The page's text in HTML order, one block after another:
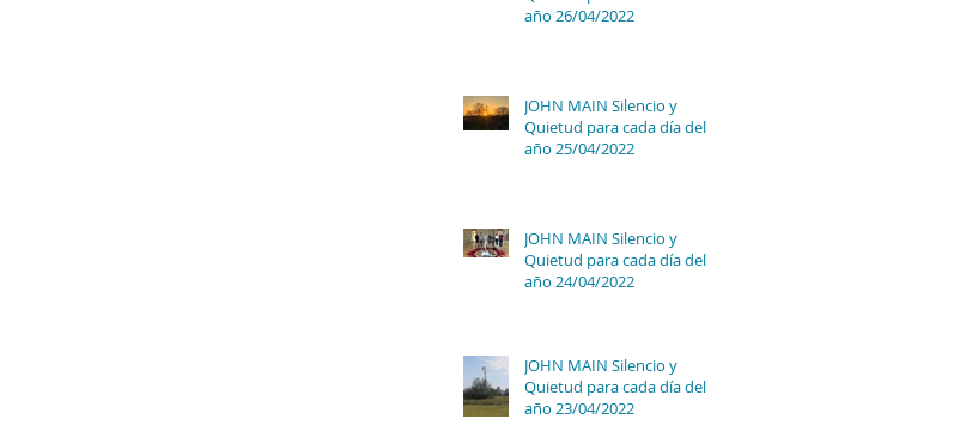
año 26/04/2022
JOHN MAIN Silencio y
Quietud para cada día del
año 25/04/2022
JOHN MAIN Silencio y
Quietud para cada día del
año 24/04/2022
JOHN MAIN Silencio y
Quietud para cada día del
año 23/04/2022